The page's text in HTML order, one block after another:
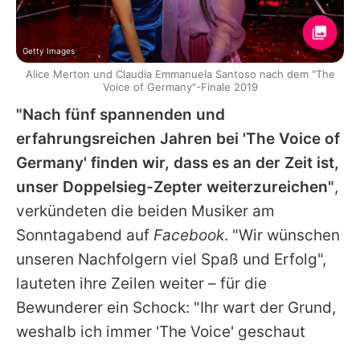
"Nach fünf spannenden und
erfahrungsreichen Jahren bei 'The Voice of
Germany' finden wir, dass es an der Zeit ist,
unser Doppelsieg-Zepter weiterzureichen",
verkündeten die beiden Musiker am
Sonntagabend auf Facebook. "Wir wünschen
unseren Nachfolgern viel Spaß und Erfolg",
lauteten ihre Zeilen weiter – für die
Bewunderer ein Schock: "Ihr wart der Grund,
weshalb ich immer 'The Voice' geschaut
Getty Images
Alice Merton und Claudia Emmanuela Santoso nach dem "The
Voice of Germany"-Finale 2019